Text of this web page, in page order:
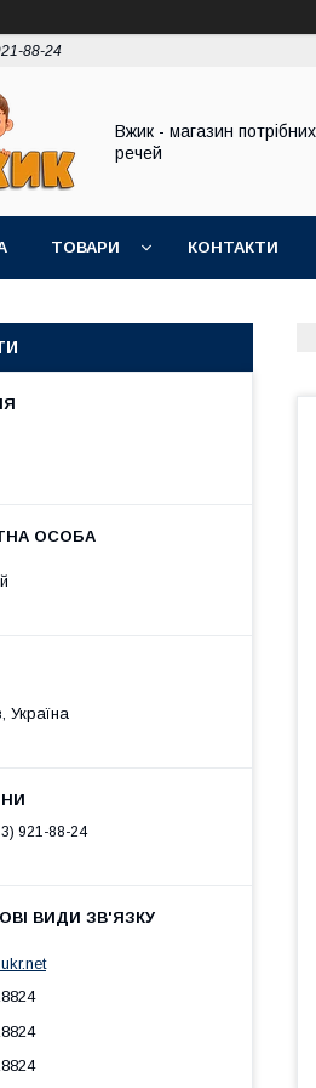
88-24
Вжик - магазин потрiбних
речей
ТОВАРИ КОНТАКТИ
Україна
921-88-24